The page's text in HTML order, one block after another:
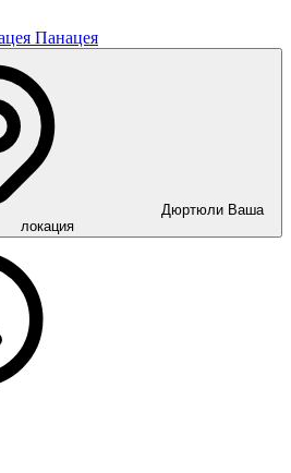
Панацея
Дюртюли Ваша
локация